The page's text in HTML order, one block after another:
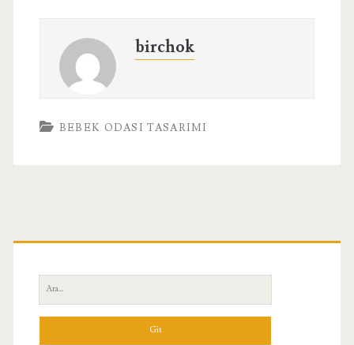
birchok
BEBEK ODASI TASARIMI
Birincil
Yan
Menü
Ara: